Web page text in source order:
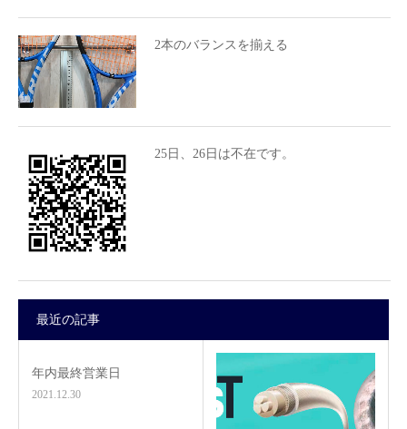
2本のバランスを揃える
25日、26日は不在です。
最近の記事
年内最終営業日
2021.12.30